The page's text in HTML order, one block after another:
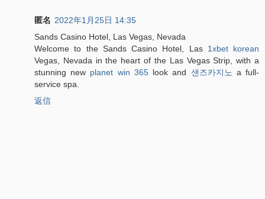
匿名 2022年1月25日 14:35
Sands Casino Hotel, Las Vegas, Nevada
Welcome to the Sands Casino Hotel, Las 1xbet korean
Vegas, Nevada in the heart of the Las Vegas Strip, with a
stunning new planet win 365look and 샌즈카지노 a full-
service spa.
返信